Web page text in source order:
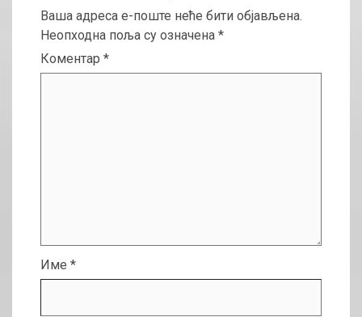
Ваша адреса е-поште неће бити објављена.
Неопходна поља су означена *
Коментар *
Име *